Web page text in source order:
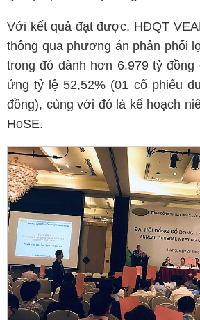
Với kết quả đạt được, HĐQT
thông qua phương án phân phối
trong đó dành hơn 6.979 tỷ
ứng tỷ lệ 52,52% (01 cổ phiếu
đồng), cùng với đó là kế hoạch
HoSE.